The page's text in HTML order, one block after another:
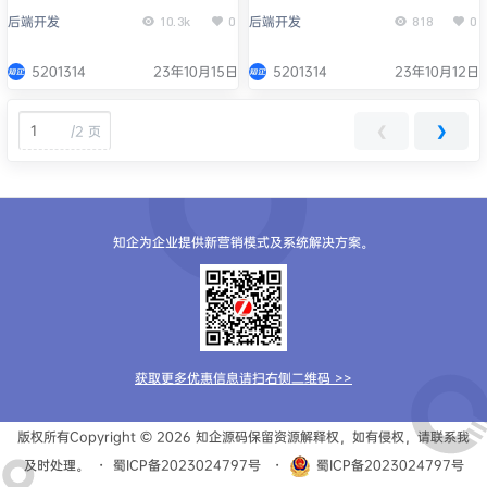
后端开发 10.3k 0
5201314 23年10月15日
后端开发 818 0
5201314 23年10月12日
/2 页 ❮ ❯
知企为企业提供新营销模式及系统解决方案。
获取更多优惠信息请扫右侧二维码 >>
版权所有Copyright © 2026 知企源码保留资源解释权，如有侵权，请联系我
及时处理。
・ 蜀ICP备2023024797号 ・
蜀ICP备2023024797号